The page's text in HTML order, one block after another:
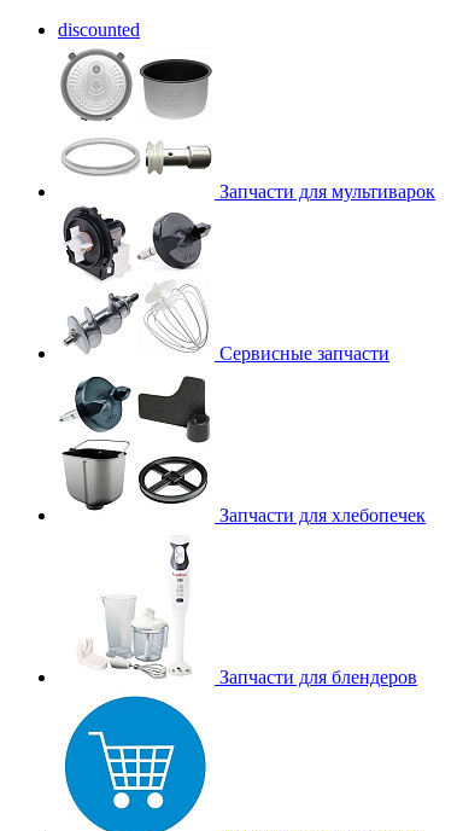
discounted
Запчасти для мультиварок
Сервисные запчасти
Запчасти для хлебопечек
Запчасти для блендеров